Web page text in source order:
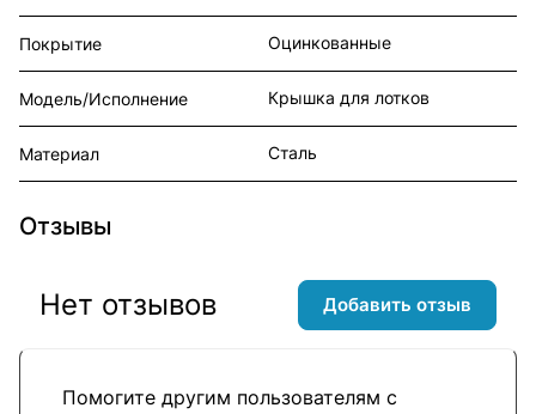
Покрытие Оцинкованные
Модель/Исполнение Крышка для лотков
Материал Сталь
Отзывы
Помогите другим пользователям с
Нет отзывов Добавить отзыв